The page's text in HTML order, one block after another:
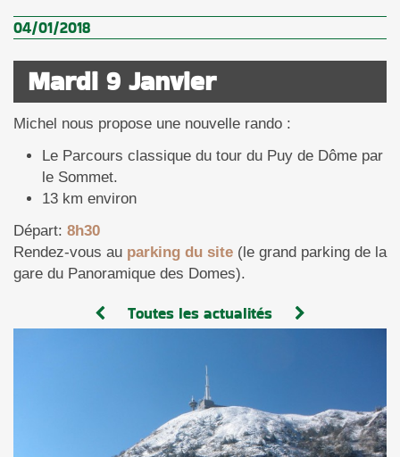
04/01/2018
Mardi 9 Janvier
Michel nous propose une nouvelle rando :
Le Parcours classique du tour du Puy de Dôme par
le Sommet.
13 km environ
Départ: 8h30
Rendez-vous au parking du site (le grand parking de la
gare du Panoramique des Domes).
Toutes les actualités